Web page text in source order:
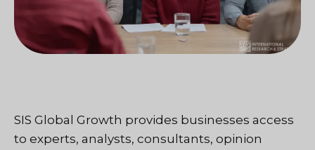
SIS Global Growth provides businesses access
to experts, analysts, consultants, opinion